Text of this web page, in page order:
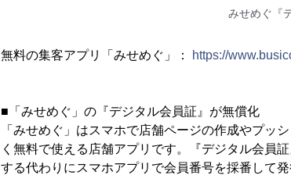
みせめぐ『
無料の集客アプリ「みせめぐ」： https://
■「みせめぐ」の『デジタル会員証』が無償化
「みせめぐ」はスマホで店舗ページの作成やプッ
く無料で使える店舗アプリです。『デジタル会員
する代わりにスマホアプリで会員番号を採番して発